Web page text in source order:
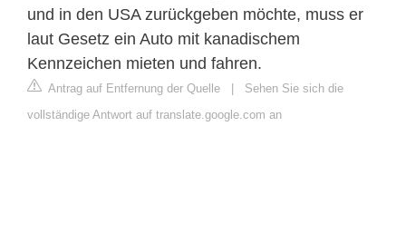
und in den USA zurückgeben möchte, muss er
laut Gesetz ein Auto mit kanadischem
Kennzeichen mieten und fahren.
Antrag auf Entfernung der Quelle | Sehen Sie sich die
vollständige Antwort auf translate.google.com an